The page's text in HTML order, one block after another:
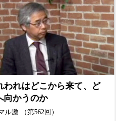
われはどこから来て、ど
向かうのか
ル激 （第562回）